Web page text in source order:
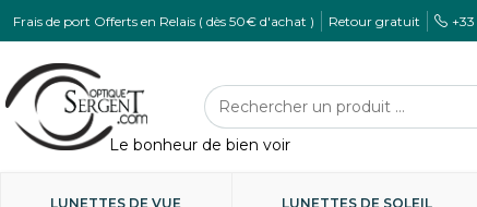
Frais de port Offerts en Relais ( dès 50€ d'achat ) Retour gratuit
LUNETTES DE VUE LUNETTES DE SOLEIL